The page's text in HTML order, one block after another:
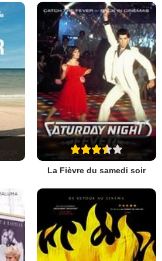
La Fièvre du samedi soir